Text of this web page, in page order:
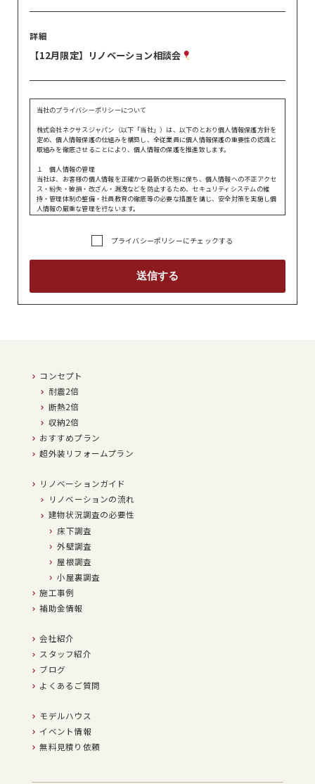
詳細
【12月限定】リノベーション相談会
当社のプライバシーポリシーについて
株式会社ネクサスジャパン（以下「当社」）は、以下のとおり個人情報保護方針を
定め、個人情報保護の仕組みを構築し、全従業員に個人情報保護の重要性の認識と
取組みを徹底させることにより、個人情報の保護を推進致します。
１ 個人情報の管理
当社は、お客様の個人情報を正確かつ最新の状態に保ち、個人情報への不正アクセ
ス・紛失・破損・改ざん・漏洩などを防止するため、セキュリティシステムの維
持・管理体制の整備・社員教育の徹底等の必要な措置を講じ、安全対策を実施し個
人情報の厳重な管理を行ないます。
お問い合わせ、資料請求フォームから送信される個人情報は、当社からお客様への
ご回答やサービスの提供に関する業務に利用いたします。
当社は、お客様よりお預かりした個人情報を適切に管理し、次のいずれかに該当す
・法令に基づき開示することが必要である場合
当社は、保有する個人情報に関して適用される日本の法令、その他規範を遵守する
とともに、本ポリシーの内容を適宜見直し、その改善に努めます。 6 保有個人デ
ータの開示等の請求
当社は､保有個人データ（個人情報保護法第１６条第４項に定めるものをいう。）
の開示等のご要望があったときは､所定の手続でご本人様であることを確認のうえ､
すみやかに対応します｡本プライバシーポリシーに関してご質問がある場合や権利
行使される場合は､下記7 のお問い合わせ窓口にご連絡ください｡
連絡ください。
〒550-0011 大阪府大阪市西区阿波座1-6-1 JFMビル西本町01 9F
株式会社ネクサスジャパン
受付時間 9:00～18:00（日・祝日休）
プライバシーポリシーにチェックする
コンセプト
耐震2倍
断熱2倍
収納2倍
おすすめプラン
超外装リフォームプラン
リノベーションガイド
リノベーションの流れ
建物状況調査の必要性
床下調査
外壁調査
屋根調査
小屋裏調査
施工事例
補助金情報
会社紹介
スタッフ紹介
ブログ
よくあるご質問
モデルハウス
イベント情報
無料見積り依頼